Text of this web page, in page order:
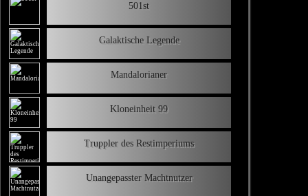
501st
Galaktische Legende
Mandalorianer
Kloneinheit 99
Truppler des Restimperiums
Unangepasster Machtnutzer